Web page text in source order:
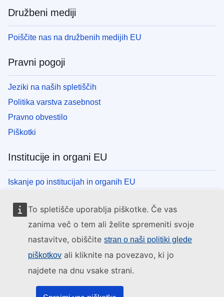
To spletišče uporablja piškotke. Če vas
zanima več o tem ali želite spremeniti svoje
nastavitve, obiščite stran o naši politiki glede
piškotkov ali kliknite na povezavo, ki jo
najdete na dnu vsake strani.
Družbeni mediji
Poiščite nas na družbenih medijih EU
Pravni pogoji
Jeziki na naših spletiščih
Politika varstva zasebnost
Pravno obvestilo
Piškotki
Institucije in organi EU
Iskanje po institucijah in organih EU